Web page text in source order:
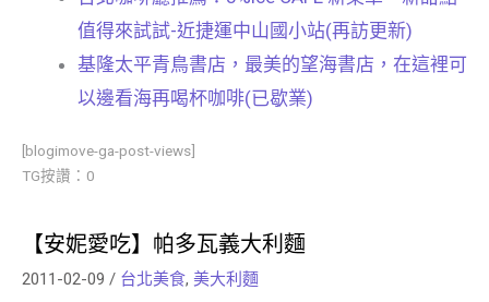
值得來試試-近捷運中山國小站(再訪更新)
基隆太平青鳥書店，最美的望海書店，在這裡可
以邊看海再喝杯咖啡(已歇業)
[blogimove-ga-post-views]
TG按讚：0
【安妮愛吃】帕多瓦義大利麵
2011-02-09 / 台北美食, 美大利麵